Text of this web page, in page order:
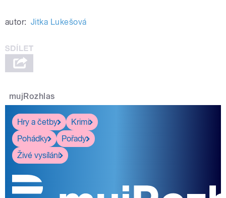
autor: Jitka Lukešová
mujRozhlas
Hry a četby
Krimi
Pohádky
Pořady
Živé vysílání